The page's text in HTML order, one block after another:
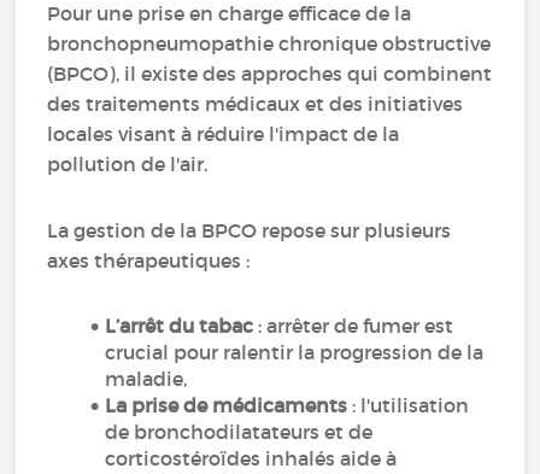
Pour une prise en charge efficace de la
bronchopneumopathie chronique obstructive
(BPCO), il existe des approches qui combinent
des traitements médicaux et des initiatives
locales visant à réduire l'impact de la
pollution de l'air.
La gestion de la BPCO repose sur plusieurs
axes thérapeutiques :
L’arrêt du tabac : arrêter de fumer est
crucial pour ralentir la progression de la
maladie,
La prise de médicaments : l'utilisation
de bronchodilatateurs et de
corticostéroïdes inhalés aide à